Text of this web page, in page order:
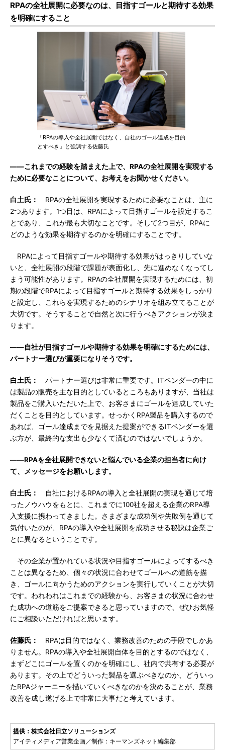
RPAの全社展開に必要なのは、目指すゴールと期待する効果
を明確にすること
「RPAの導入や全社展開ではなく、自社のゴール達成を目的
とすべき」と強調する佐藤氏
――これまでの経験を踏まえた上で、RPAの全社展開を実現する
ために必要なことについて、お考えをお聞かせください。
白土氏：
RPAの全社展開を実現するために必要なことは、主に
2つあります。1つ目は、RPAによって目指すゴールを設定するこ
とであり、これが最も大切なことです。そして2つ目が、RPAに
どのような効果を期待するのかを明確にすることです。
RPAによって目指すゴールや期待する効果がはっきりしていな
いと、全社展開の段階で課題が表面化し、先に進めなくなってし
まう可能性があります。RPAの全社展開を実現するためには、初
期の段階でRPAによって目指すゴールと期待する効果をしっかり
と設定し、これらを実現するためのシナリオを組み立てることが
大切です。そうすることで自然と次に行うべきアクションが決ま
ります。
――自社が目指すゴールや期待する効果を明確にするためには、
パートナー選びが重要になりそうです。
白土氏：
パートナー選びは非常に重要です。ITベンダーの中に
は製品の販売を主な目的としているところもありますが、当社は
製品をご購入いただいた上で、お客さまにゴールを達成していた
だくことを目的としています。せっかくRPA製品を購入するので
あれば、ゴール達成までを見据えた提案ができるITベンダーを選
ぶ方が、最終的な支出も少なくて済むのではないでしょうか。
――RPAを全社展開できないと悩んでいる企業の担当者に向け
て、メッセージをお願いします。
白土氏：
自社におけるRPAの導入と全社展開の実現を通じて培
ったノウハウをもとに、これまでに100社を超える企業のRPA導
入支援に携わってきました。さまざまな成功例や失敗例を通じて
気付いたのが、RPAの導入や全社展開を成功させる秘訣は企業ご
とに異なるということです。
その企業が置かれている状況や目指すゴールによってするべき
ことは異なるため、個々の状況に合わせてゴールへの道筋を描
き、ゴールに向かうためのアクションを実行していくことが大切
です。われわれはこれまでの経験から、お客さまの状況に合わせ
た成功への道筋をご提案できると思っていますので、ぜひお気軽
にご相談いただければと思います。
佐藤氏：
RPAは目的ではなく、業務改善のための手段でしかあ
りません。RPAの導入や全社展開自体を目的とするのではなく、
まずどこにゴールを置くのかを明確にし、社内で共有する必要が
あります。その上でどういった製品を選ぶべきなのか、どういっ
たRPAジャーニーを描いていくべきなのかを決めることが、業務
改善を成し遂げる上で非常に大事だと考えています。
提供：株式会社日立ソリューションズ
アイティメディア営業企画／制作：キーマンズネット編集部